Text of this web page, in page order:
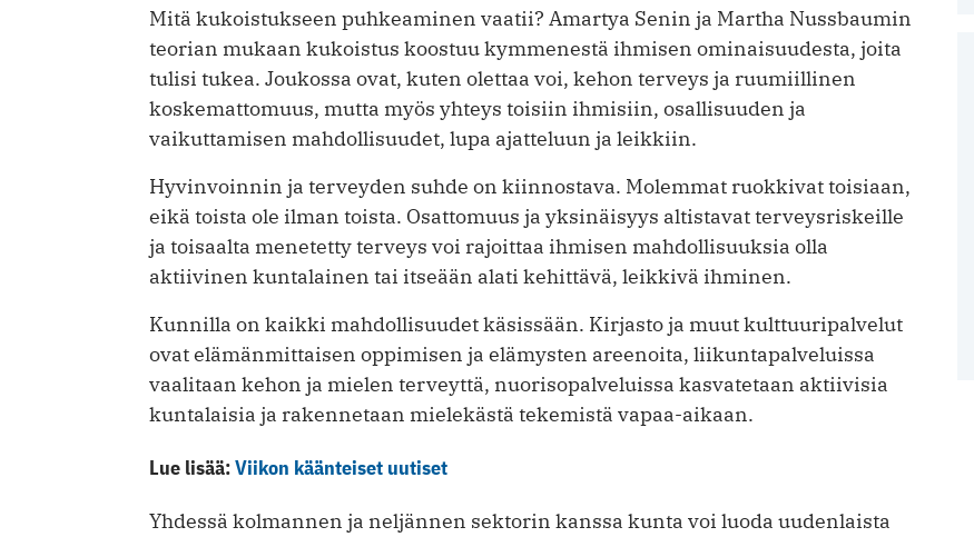
Mitä kukoistukseen puhkeaminen vaatii? Amartya Senin ja Martha Nussbaumin
teorian mukaan kukoistus koostuu kymmenestä ihmisen ominaisuudesta, joita
tulisi tukea. Joukossa ovat, kuten olettaa voi, kehon terveys ja ruumiillinen
koskemattomuus, mutta myös yhteys toisiin ihmisiin, osallisuuden ja
vaikuttamisen mahdollisuudet, lupa ajatteluun ja leikkiin.
Hyvinvoinnin ja terveyden suhde on kiinnostava. Molemmat ruokkivat toisiaan,
eikä toista ole ilman toista. Osattomuus ja yksinäisyys altistavat terveysriskeille
ja toisaalta menetetty terveys voi rajoittaa ihmisen mahdollisuuksia olla
aktiivinen kuntalainen tai itseään alati kehittävä, leikkivä ihminen.
Kunnilla on kaikki mahdollisuudet käsissään. Kirjasto ja muut kulttuuripalvelut
ovat elämänmittaisen oppimisen ja elämysten areenoita, liikuntapalveluissa
vaalitaan kehon ja mielen terveyttä, nuorisopalveluissa kasvatetaan aktiivisia
kuntalaisia ja rakennetaan mielekästä tekemistä vapaa-aikaan.
Lue lisää:Viikon käänteiset uutiset
Yhdessä kolmannen ja neljännen sektorin kanssa kunta voi luoda uudenlaista